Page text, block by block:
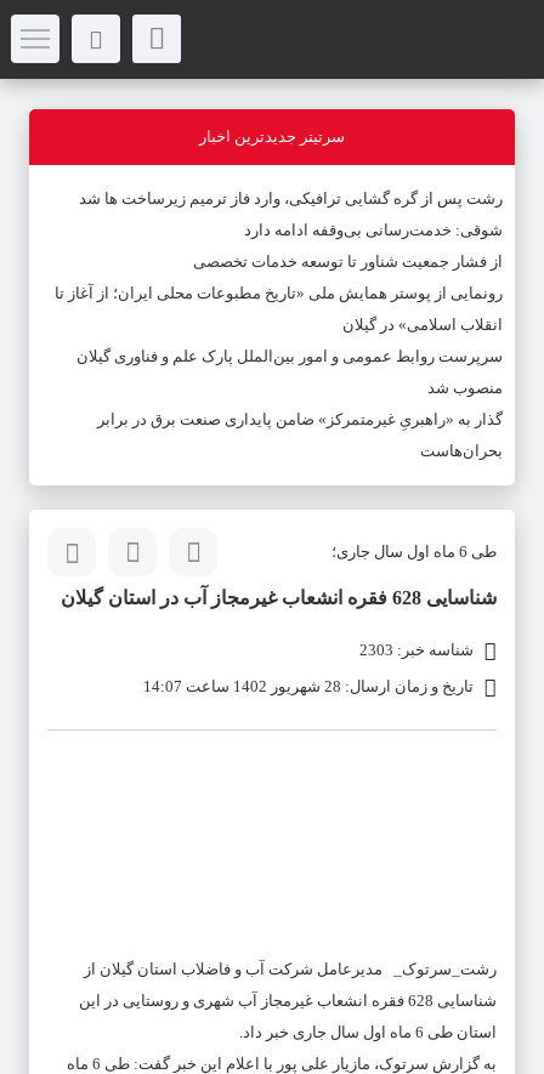
سرتیتر جدیدترین اخبار
رشت پس از گره گشایی ترافیکی، وارد فاز ترمیم زیرساخت ها شد
شوقی: خدمت‌رسانی بی‌وقفه ادامه دارد
از فشار جمعیت شناور تا توسعه خدمات تخصصی
رونمایی از پوستر همایش ملی «تاریخ مطبوعات محلی ایران؛ از آغاز تا
انقلاب اسلامی» در گیلان
سرپرست روابط عمومی و امور بین‌الملل پارک علم و فناوری گیلان
منصوب شد
گذار به «راهبریِ غیرمتمرکز» ضامن پایداری صنعت برق در برابر
بحران‌هاست
طی 6 ماه اول سال جاری؛
شناسایی 628 فقره انشعاب غیرمجاز آب در استان گیلان
شناسه خبر: 2303
تاریخ و زمان ارسال: 28 شهریور 1402 ساعت 14:07
رشت_سرتوک_ مدیرعامل شرکت آب و فاضلاب استان گیلان از
شناسایی 628 فقره انشعاب غیرمجاز آب شهری و روستایی در این
استان طی 6 ماه اول سال جاری خبر داد.
به گزارش سرتوک، مازیار علی پور با اعلام این خبر گفت: طی 6 ماه